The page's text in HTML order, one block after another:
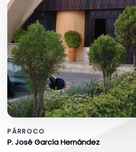
PÁRROCO
P. José García Hernández